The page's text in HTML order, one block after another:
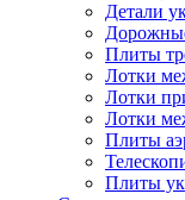
Детали
Плиты
Лотки
Лотки
Лотки
Плиты
Плиты